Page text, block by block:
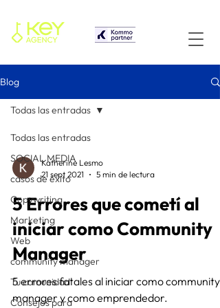
Blog
Todas las entradas
SOCIAL MEDIA
casos de éxito
Copywriting
Marketing
Web
community manager
Tu comunidad
Consejos para
Todas las entradas
Katherine Lesmo
21 sept 2021
5 min de lectura
5 Errores que cometí al
iniciar como Community
Manager
5 errores fatales al iniciar como community
manager y como emprendedor.